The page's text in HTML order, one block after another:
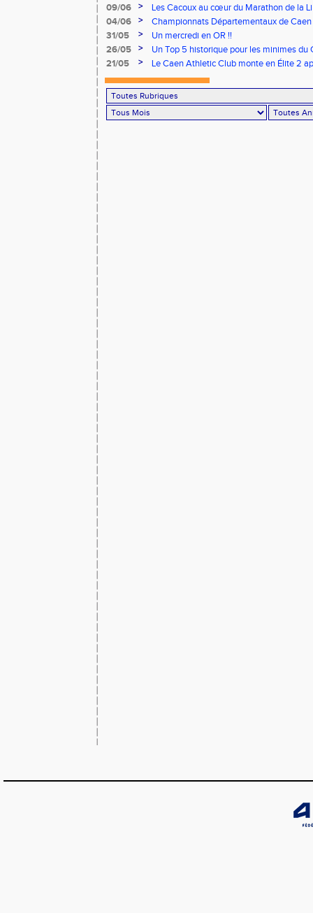
09/06
>
Les Cacoux au cœur du Marathon de la
04/06
>
Championnats Départementaux de
rendez-vous
31/05 >
Un mercredi en OR !!
26/05
>
Un Top 5 historique pour les minimes du
Finale Nationale Equip’Athlé !
21/05 >
Le Caen Athletic Club monte en Élite 2